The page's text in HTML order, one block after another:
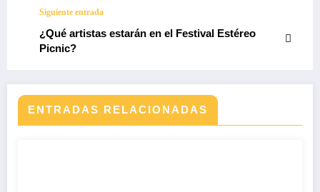
Siguiente entrada
¿Qué artistas estarán en el Festival Estéreo
Picnic?
ENTRADAS RELACIONADAS